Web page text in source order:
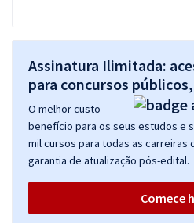
Assinatura Ilimitada:
para concursos
O melhor custo
benefício para os seus estudos e
mil cursos para todas as carreiras
garantia de atualização pós-edital.
Comece